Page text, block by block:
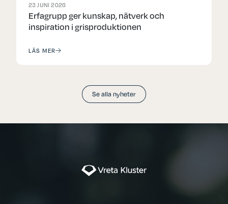
23 JUNI 2026
Erfagrupp ger kunskap, nätverk och
inspiration i grisproduktionen
LÄS MER
Se alla nyheter